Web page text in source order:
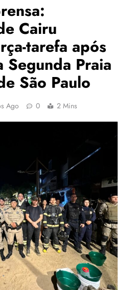
Cairu
tarefa após
Segunda Praia
São Paulo
Ago 0 2 Mins